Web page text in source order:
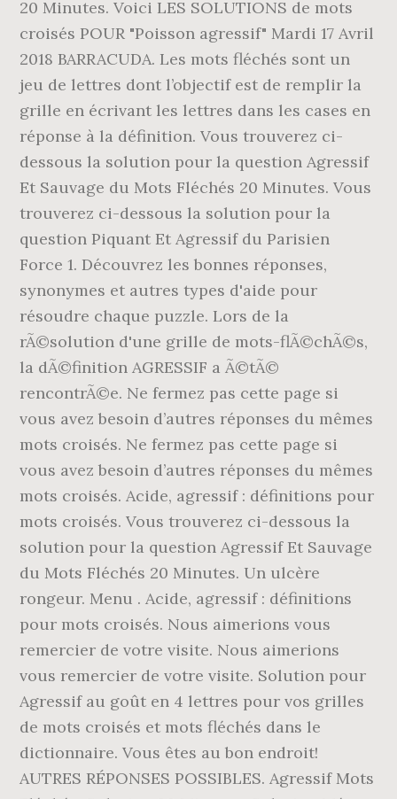
20 Minutes. Voici LES SOLUTIONS de mots
croisés POUR "Poisson agressif" Mardi 17 Avril
2018 BARRACUDA. Les mots fléchés sont un
jeu de lettres dont l’objectif est de remplir la
grille en écrivant les lettres dans les cases en
réponse à la définition. Vous trouverez ci-
dessous la solution pour la question Agressif
Et Sauvage du Mots Fléchés 20 Minutes. Vous
trouverez ci-dessous la solution pour la
question Piquant Et Agressif du Parisien
Force 1. Découvrez les bonnes réponses,
synonymes et autres types d'aide pour
résoudre chaque puzzle. Lors de la
rÃ©solution d'une grille de mots-flÃ©chÃ©s,
la dÃ©finition AGRESSIF a Ã©tÃ©
rencontrÃ©e. Ne fermez pas cette page si
vous avez besoin d’autres réponses du mêmes
mots croisés. Ne fermez pas cette page si
vous avez besoin d’autres réponses du mêmes
mots croisés. Acide, agressif : définitions pour
mots croisés. Vous trouverez ci-dessous la
solution pour la question Agressif Et Sauvage
du Mots Fléchés 20 Minutes. Un ulcère
rongeur. Menu . Acide, agressif : définitions
pour mots croisés. Nous aimerions vous
remercier de votre visite. Nous aimerions
vous remercier de votre visite. Solution pour
Agressif au goût en 4 lettres pour vos grilles
de mots croisés et mots fléchés dans le
dictionnaire. Vous êtes au bon endroit!
AUTRES RÉPONSES POSSIBLES. Agressif Mots